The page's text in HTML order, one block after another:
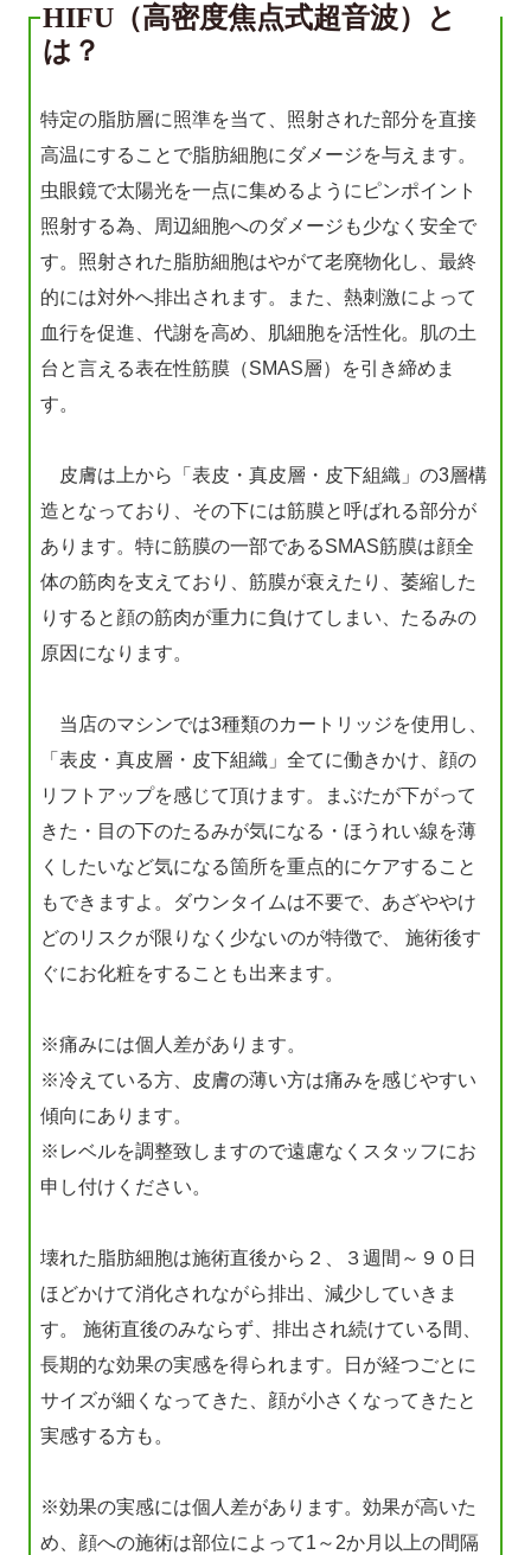
HIFU（高密度焦点式超音波）と
は？
特定の脂肪層に照準を当て、照射された部分を直接
高温にすることで脂肪細胞にダメージを与えます。
虫眼鏡で太陽光を一点に集めるようにピンポイント
照射する為、周辺細胞へのダメージも少なく安全で
す。照射された脂肪細胞はやがて老廃物化し、最終
的には対外へ排出されます。また、熱刺激によって
血行を促進、代謝を高め、肌細胞を活性化。肌の土
台と言える表在性筋膜（SMAS層）を引き締めま
す。
皮膚は上から「表皮・真皮層・皮下組織」の3層構
造となっており、その下には筋膜と呼ばれる部分が
あります。特に筋膜の一部であるSMAS筋膜は顔全
体の筋肉を支えており、筋膜が衰えたり、萎縮した
りすると顔の筋肉が重力に負けてしまい、たるみの
原因になります。
当店のマシンでは3種類のカートリッジを使用し、
「表皮・真皮層・皮下組織」全てに働きかけ、顔の
リフトアップを感じて頂けます。まぶたが下がって
きた・目の下のたるみが気になる・ほうれい線を薄
くしたいなど気になる箇所を重点的にケアすること
もできますよ。ダウンタイムは不要で、あざややけ
どのリスクが限りなく少ないのが特徴で、 施術後す
ぐにお化粧をすることも出来ます。
※痛みには個人差があります。
※冷えている方、皮膚の薄い方は痛みを感じやすい
傾向にあります。
※レベルを調整致しますので遠慮なくスタッフにお
申し付けください。
壊れた脂肪細胞は施術直後から２、３週間～９０日
ほどかけて消化されながら排出、減少していきま
す。 施術直後のみならず、排出され続けている間、
長期的な効果の実感を得られます。日が経つごとに
サイズが細くなってきた、顔が小さくなってきたと
実感する方も。
※効果の実感には個人差があります。効果が高いた
め、顔への施術は部位によって1～2か月以上の間隔